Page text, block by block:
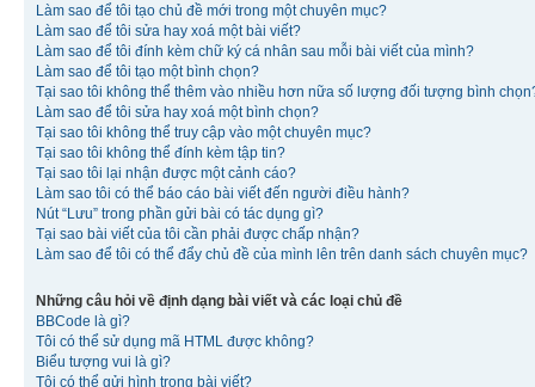
Làm sao để tôi tạo chủ đề mới trong một chuyên mục?
Làm sao để tôi sửa hay xoá một bài viết?
Làm sao để tôi đính kèm chữ ký cá nhân sau mỗi bài viết của mình?
Làm sao để tôi tạo một bình chọn?
Tại sao tôi không thể thêm vào nhiều hơn nữa số lượng đối tượng bình
Làm sao để tôi sửa hay xoá một bình chọn?
Tại sao tôi không thể truy cập vào một chuyên mục?
Tại sao tôi không thể đính kèm tập tin?
Tại sao tôi lại nhận được một cảnh cáo?
Làm sao tôi có thể báo cáo bài viết đến người điều hành?
Nút “Lưu” trong phần gửi bài có tác dụng gì?
Tại sao bài viết của tôi cần phải được chấp nhận?
Làm sao để tôi có thể đẩy chủ đề của mình lên trên danh sách chuyên mục?
Những câu hỏi về định dạng bài viết và các loại chủ đề
BBCode là gì?
Tôi có thể sử dụng mã HTML được không?
Biểu tượng vui là gì?
Tôi có thể gửi hình trong bài viết?